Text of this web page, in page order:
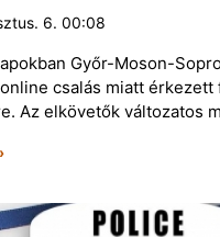
6. 00:08
Győr-Moson-
csalás miatt érkezett
Az elkövetők változatos